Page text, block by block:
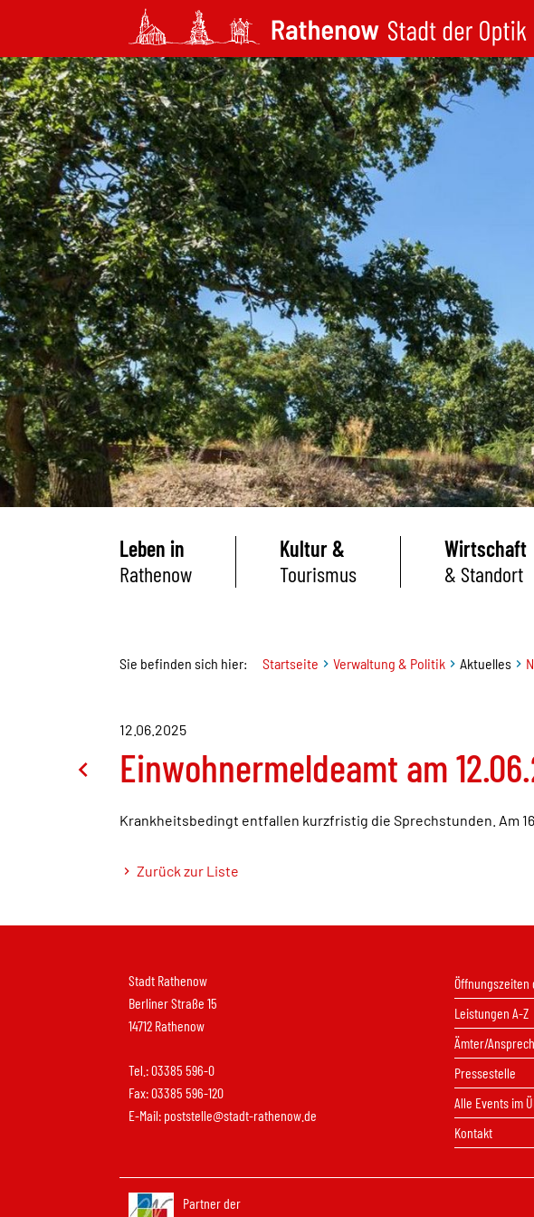
Leben in
Rathenow
Kultur &
Tourismus
Wirtschaft
& Standort
Sie befinden sich hier: Startseite Verwaltung & Politik Aktuelles
12.06.2025
Einwohnermeldeamt am
Krankheitsbedingt entfallen kurzfristig die Sprechstunden. Am
Zurück zur Liste
Stadt Rathenow
Berliner Straße 15
14712 Rathenow
Tel.: 03385 596-0
Fax: 03385 596-120
E-Mail: poststelle@stadt-rathenow.de
Öffnungszeiten
Leistungen A-Z
Ämter/
Pressestelle
Alle Events im
Kontakt
Partner der